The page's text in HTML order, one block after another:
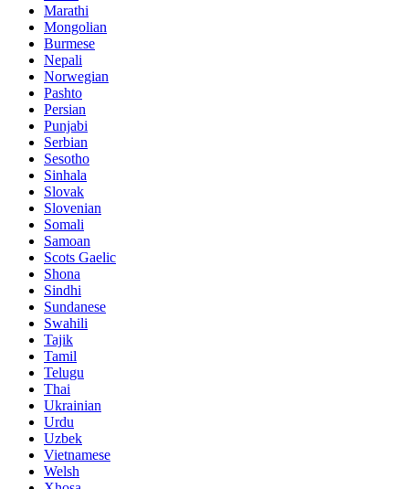
Marathi
Mongolian
Burmese
Nepali
Norwegian
Pashto
Persian
Punjabi
Serbian
Sesotho
Sinhala
Slovak
Slovenian
Somali
Samoan
Scots Gaelic
Shona
Sindhi
Sundanese
Swahili
Tajik
Tamil
Telugu
Thai
Ukrainian
Urdu
Uzbek
Vietnamese
Welsh